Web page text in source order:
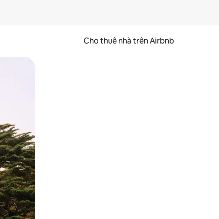
Cho thuê nhà trên Airbnb